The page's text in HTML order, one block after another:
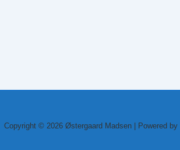
Copyright © 2026 Østergaard Madsen | Powered by